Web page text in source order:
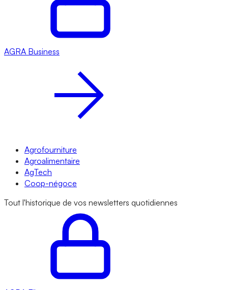
AGRA Business
Agrofourniture
Agroalimentaire
AgTech
Coop-négoce
Tout l'historique de vos newsletters quotidiennes